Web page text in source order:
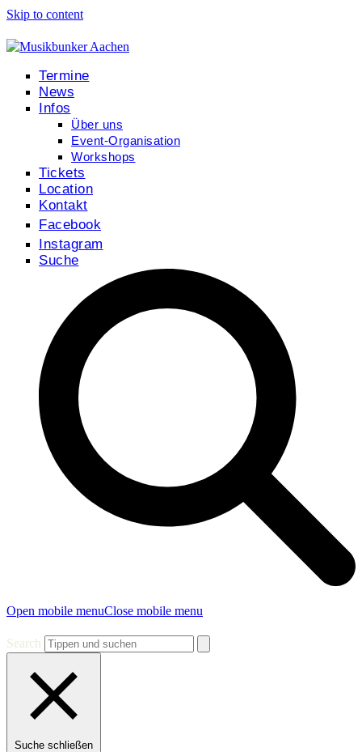
Skip to content
Termine
News
Infos
Über uns
Event-Organisation
Workshops
Tickets
Location
Kontakt
Facebook
Instagram
Suche
Open mobile menuClose mobile menu
Search
Suche schließen